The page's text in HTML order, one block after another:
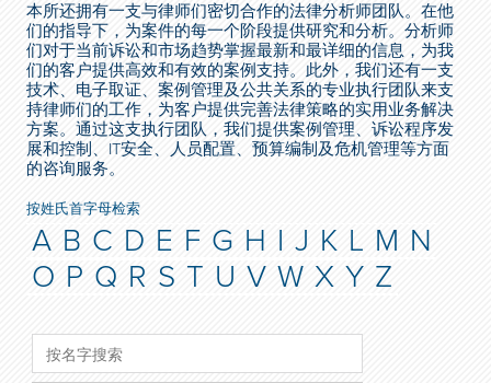
本所还拥有一支与律师们密切合作的法律分析师团队。在他
们的指导下，为案件的每一个阶段提供研究和分析。分析师
们对于当前诉讼和市场趋势掌握最新和最详细的信息，为我
们的客户提供高效和有效的案例支持。此外，我们还有一支
技术、电子取证、案例管理及公共关系的专业执行团队来支
持律师们的工作，为客户提供完善法律策略的实用业务解决
方案。通过这支执行团队，我们提供案例管理、诉讼程序发
展和控制、IT安全、人员配置、预算编制及危机管理等方面
的咨询服务。
按姓氏首字母检索
A B C D E F G H I J K L M N
O P Q R S T U V W X Y Z